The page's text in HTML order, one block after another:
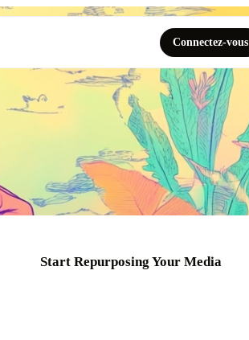
Connectez-vous
Start Repurposing Your Media